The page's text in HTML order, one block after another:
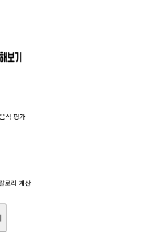
음식 평가
로리 계산